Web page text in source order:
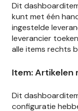
Dit
kunt met één
ingestelde
leverancier
alle items rechts
Item: Artikelen
Dit
configuratie